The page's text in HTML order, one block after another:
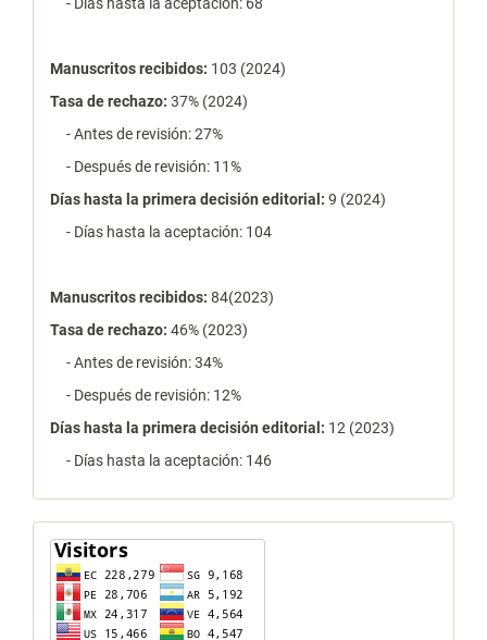
- Días hasta la aceptación: 68
Manuscritos recibidos: 103 (2024)
Tasa de rechazo: 37% (2024)
- Antes de revisión: 27%
- Después de revisión: 11%
Días hasta la primera decisión editorial: 9 (2024)
- Días hasta la aceptación: 104
Manuscritos recibidos: 84(2023)
Tasa de rechazo: 46% (2023)
- Antes de revisión: 34%
- Después de revisión: 12%
Días hasta la primera decisión editorial: 12 (2023)
- Días hasta la aceptación: 146
contador